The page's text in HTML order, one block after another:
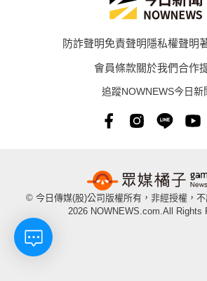
防詐聲明免責聲明隱私權聲明
會員條款關於我們合作
追蹤NOWNEWS今日新
© 今日傳媒(股)公司版權所有，非經授權，
2026 NOWNEWS.com.All Rights